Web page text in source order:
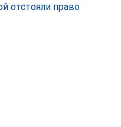
отстояли право